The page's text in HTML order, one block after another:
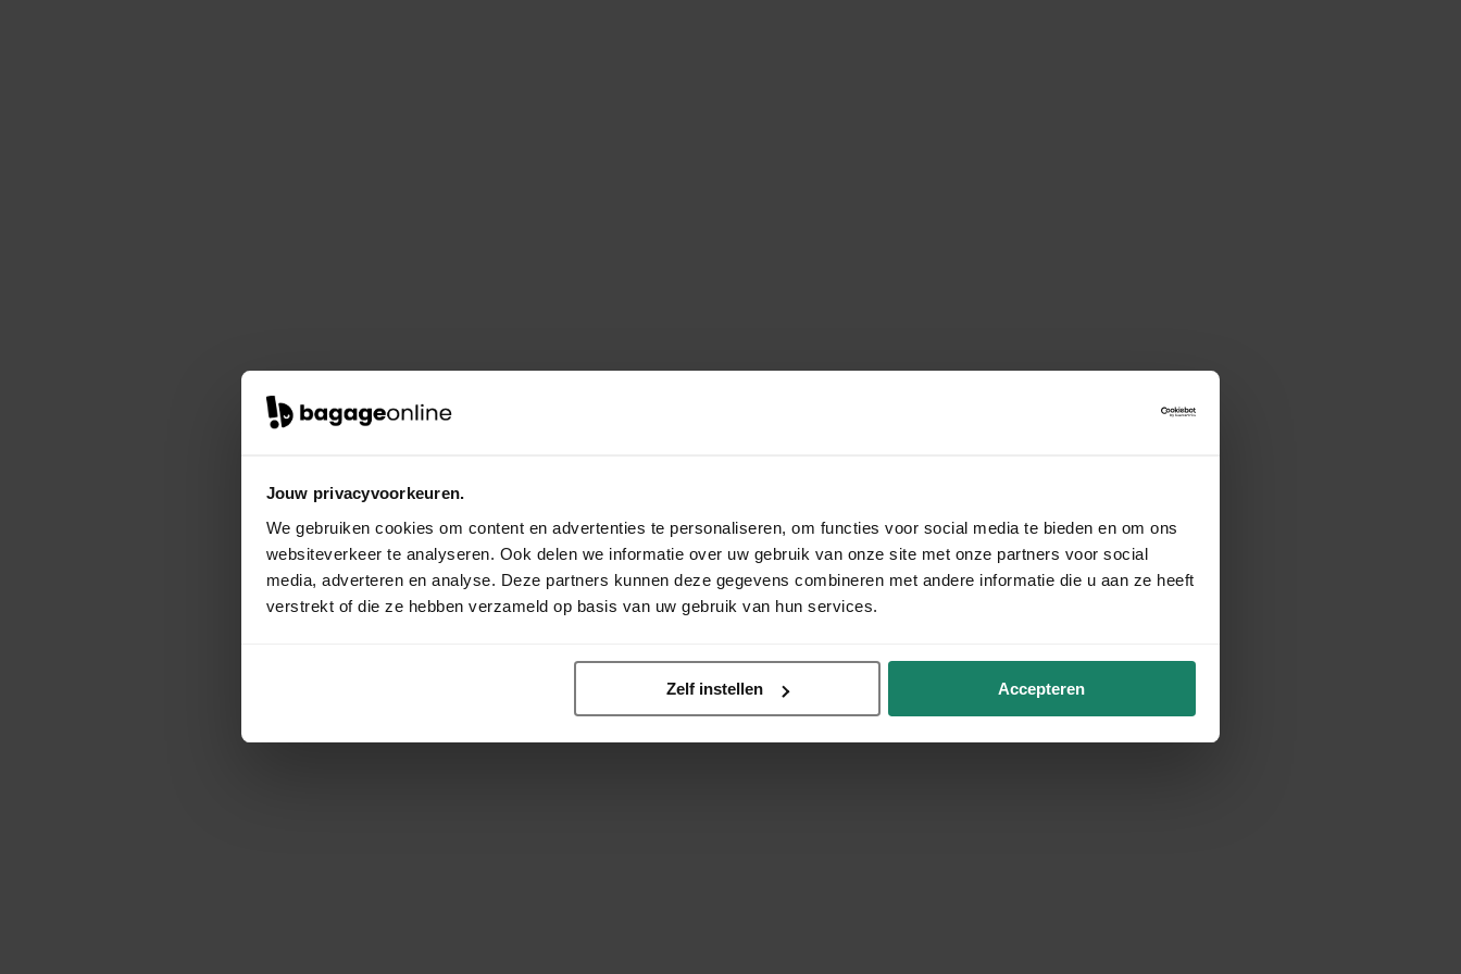
Jouw privacyvoorkeuren.
We gebruiken cookies om content en advertenties te personaliseren, om functies voor social media te bieden en om ons
websiteverkeer te analyseren. Ook delen we informatie over uw gebruik van onze site met onze partners voor social
media, adverteren en analyse. Deze partners kunnen deze gegevens combineren met andere informatie die u aan ze heeft
verstrekt of die ze hebben verzameld op basis van uw gebruik van hun services.
Zelf instellen Accepteren